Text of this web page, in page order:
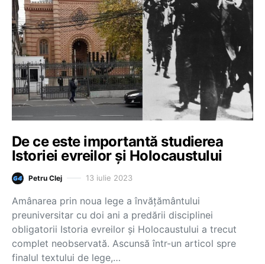
De ce este importantă studierea
Istoriei evreilor și Holocaustului
Petru Clej 13 iulie 2023
Amânarea prin noua lege a învățământului
preuniversitar cu doi ani a predării disciplinei
obligatorii Istoria evreilor și Holocaustului a trecut
complet neobservată. Ascunsă într-un articol spre
finalul textului de lege,…